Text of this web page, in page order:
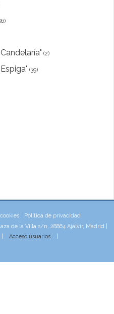
(2)
(39)
Política de privacidad
de la Villa s/n, 28864 Ajalvir, Madrid |
| Acceso usuarios|